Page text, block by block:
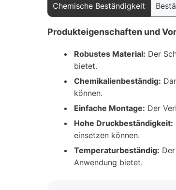
Chemische Beständigkeit
Produkteigenschaften und
Robustes Material: Der
bietet.
Chemikalienbeständig:
können.
Einfache Montage: Der
Hohe Druckbeständigkeit:
einsetzen können.
Temperaturbeständig:
Anwendung bietet.